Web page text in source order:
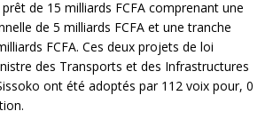
de 15 milliards FCFA comprenant une
de 5 milliards FCFA et une tranche
FCFA. Ces deux projets de loi
des Transports et des Infrastructures
ont été adoptés par 112 voix pour, 0